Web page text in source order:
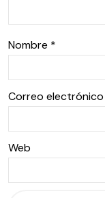
Nombre *
Correo electrónico
Web